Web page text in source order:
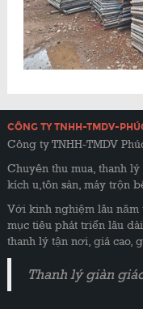
CÔNG TY TNHH-TMDV-
Công ty TNHH-TMDV
Chuyên thu mua, thanh
kích u,tôn sàn, máy trộn
Với kinh nghiệm lâu
mục tiêu phát triển lâu
thanh lý tận nơi, giá cao,
Thanh lý giàn